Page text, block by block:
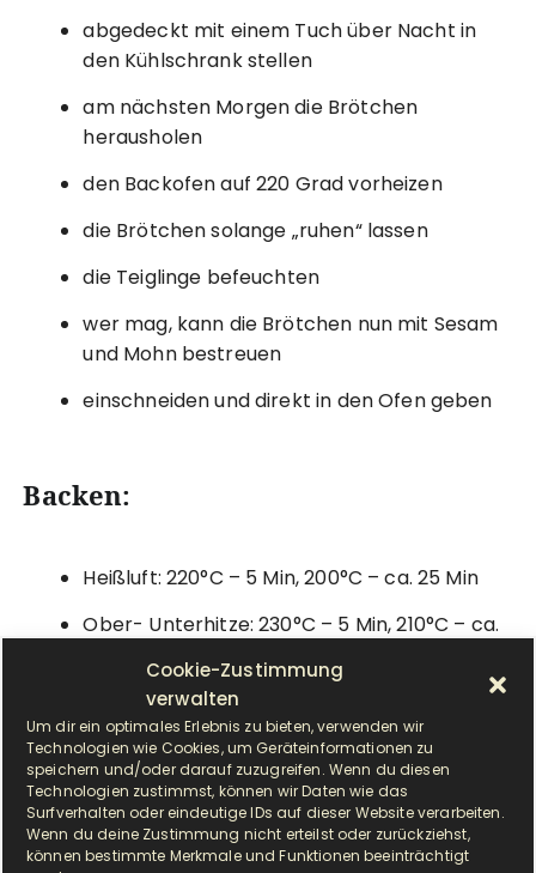
Cookie-Zustimmung
verwalten
Um dir ein optimales Erlebnis zu bieten, verwenden wir
Technologien wie Cookies, um Geräteinformationen zu
speichern und/oder darauf zuzugreifen. Wenn du diesen
Technologien zustimmst, können wir Daten wie das
Surfverhalten oder eindeutige IDs auf dieser Website verarbeiten.
Wenn du deine Zustimmung nicht erteilst oder zurückziehst,
können bestimmte Merkmale und Funktionen beeinträchtigt
abgedeckt mit einem Tuch über Nacht in
den Kühlschrank stellen
am nächsten Morgen die Brötchen
herausholen
den Backofen auf 220 Grad vorheizen
die Brötchen solange „ruhen“ lassen
die Teiglinge befeuchten
wer mag, kann die Brötchen nun mit Sesam
und Mohn bestreuen
einschneiden und direkt in den Ofen geben
Backen:
Heißluft: 220°C – 5 Min, 200°C – ca. 25 Min
Ober- Unterhitze: 230°C – 5 Min, 210°C – ca.
eine Schüssel mit Wasser in den Backofen
stellen